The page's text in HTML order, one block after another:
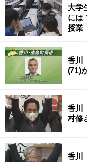
大学
には
授業
香川
(71)
香川
村修
香川